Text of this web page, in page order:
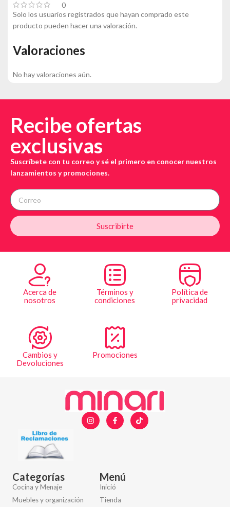
0
Valoraciones
No hay valoraciones aún.
Solo los usuarios registrados que hayan comprado este
producto pueden hacer una valoración.
Recibe ofertas
exclusivas
Suscríbete con tu correo y sé el primero en conocer nuestros
lanzamientos y promociones.
Suscribirte
Acerca de
nosotros
Términos y
condiciones
Política de
privacidad
Cambios y
Devoluciones
Promociones
Categorías
Cocina y Menaje
Muebles y organización
Menú
Inició
Tienda